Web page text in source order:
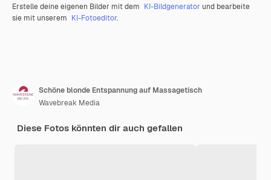
Erstelle deine eigenen Bilder mit dem KI-Bildgenerator und bearbeite
sie mit unserem KI-Fotoeditor.
Schöne blonde Entspannung auf Massagetisch
Wavebreak Media
Diese Fotos könnten dir auch gefallen